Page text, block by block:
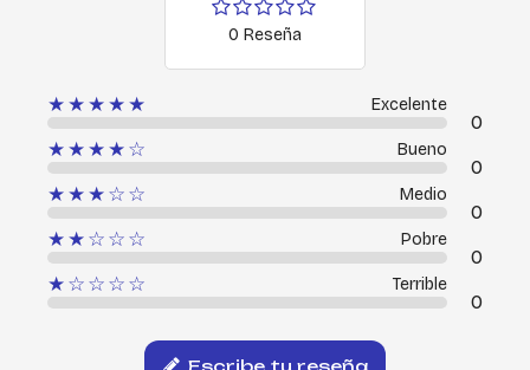
0 Reseña
★★★★★ Excelente
0
★★★★☆
Bueno
0
★★★☆☆
Medio
0
★★☆☆☆
Pobre
0
★☆☆☆☆
Terrible
0
Escribe tu reseña